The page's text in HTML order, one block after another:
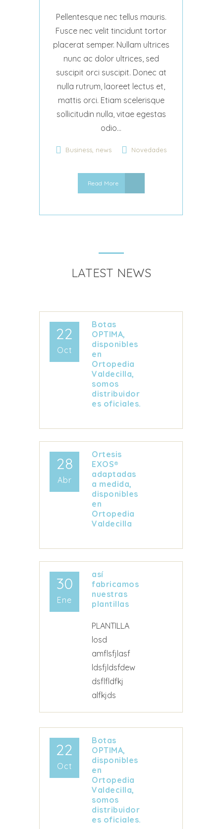
Pellentesque nec tellus mauris.
Fusce nec velit tincidunt tortor
placerat semper. Nullam ultrices
nunc ac dolor ultrices, sed
suscipit orci suscipit. Donec at
nulla rutrum, laoreet lectus et,
mattis orci. Etiam scelerisque
sollicitudin nulla, vitae egestas
odio...
Business, news Novedades
Read More
LATEST NEWS
22
Oct
Botas
OPTIMA,
disponibles
en
Ortopedia
Valdecilla,
somos
distribuidor
es oficiales.
28
Abr
Ortesis
EXOS®
adaptadas
a medida,
disponibles
en
Ortopedia
Valdecilla
30
Ene
así
fabricamos
nuestras
plantillas
PLANTILLA
losd
amflsfjlasf
ldsfjldsfdew
dsflfldfkj
alfkjds
22
Oct
Botas
OPTIMA,
disponibles
en
Ortopedia
Valdecilla,
somos
distribuidor
es oficiales.